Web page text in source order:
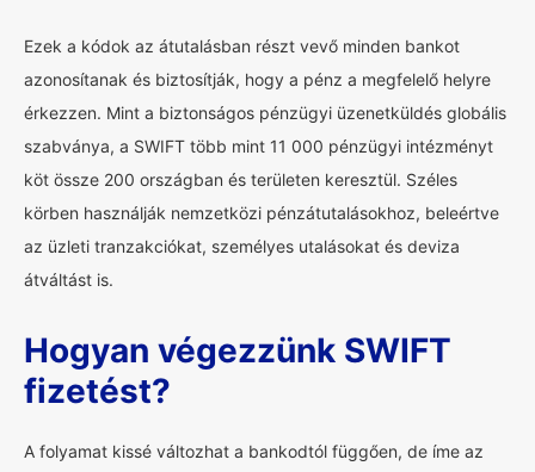
Ezek a kódok az átutalásban részt vevő minden bankot
azonosítanak és biztosítják, hogy a pénz a megfelelő helyre
érkezzen. Mint a biztonságos pénzügyi üzenetküldés globális
szabványa, a SWIFT több mint 11 000 pénzügyi intézményt
köt össze 200 országban és területen keresztül. Széles
körben használják nemzetközi pénzátutalásokhoz, beleértve
az üzleti tranzakciókat, személyes utalásokat és deviza
átváltást is.
Hogyan végezzünk SWIFT
fizetést?
A folyamat kissé változhat a bankodtól függően, de íme az